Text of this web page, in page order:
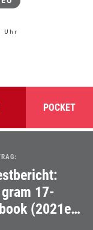
Uhr
POCKET
gram 17-
(2021er